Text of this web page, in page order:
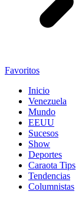
Favoritos
Inicio
Venezuela
Mundo
EEUU
Sucesos
Show
Deportes
Caraota Tips
Tendencias
Columnistas